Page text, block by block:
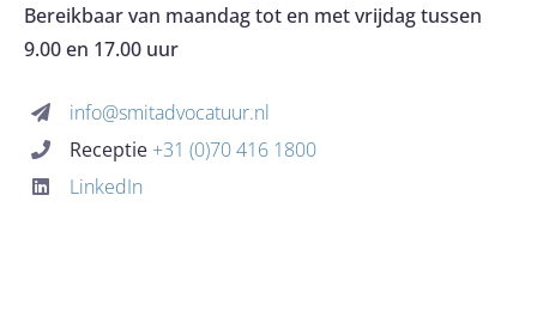
KOSTEN
Bereikbaar van maandag tot en met vrijdag tussen
9.00 en 17.00 uur
info@smitadvocatuur.nl
Receptie +31 (0)70 416 1800
LinkedIn